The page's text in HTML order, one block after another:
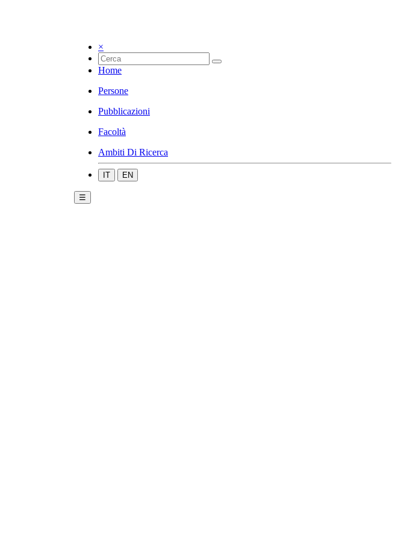
×
Home
Persone
Pubblicazioni
Facoltà
Ambiti Di Ricerca
IT EN
☰